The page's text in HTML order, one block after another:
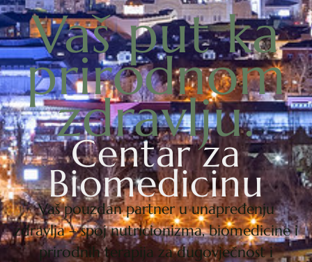
Vaš put ka
prirodnom
zdravlju.
Centar za
Biomedicinu
Vaš pouzdan partner u unapređenju
zdravlja – spoj nutricionizma, biomedicine i
prirodnih terapija za dugovječnost i